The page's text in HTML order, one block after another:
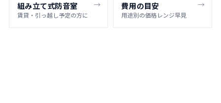
組み立て式防音室
賃貸・引っ越し予定の方に
費用の目安
用途別の価格レンジ早見